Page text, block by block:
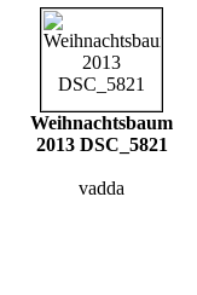
Weihnachtsbaum
2013 DSC_5821
vadda